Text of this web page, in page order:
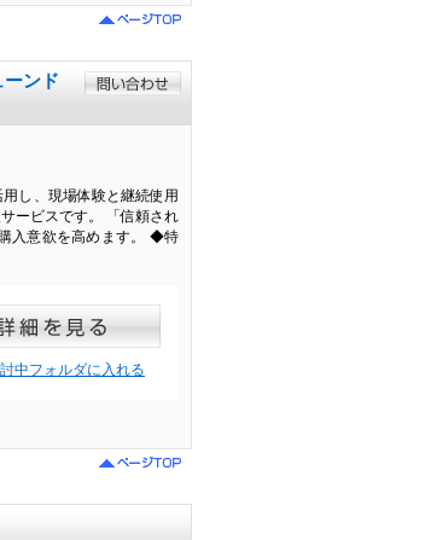
ンド
し、現場体験と継続使用
ービスです。 「信頼され
入意欲を高めます。 ◆特
中フォルダに入れる